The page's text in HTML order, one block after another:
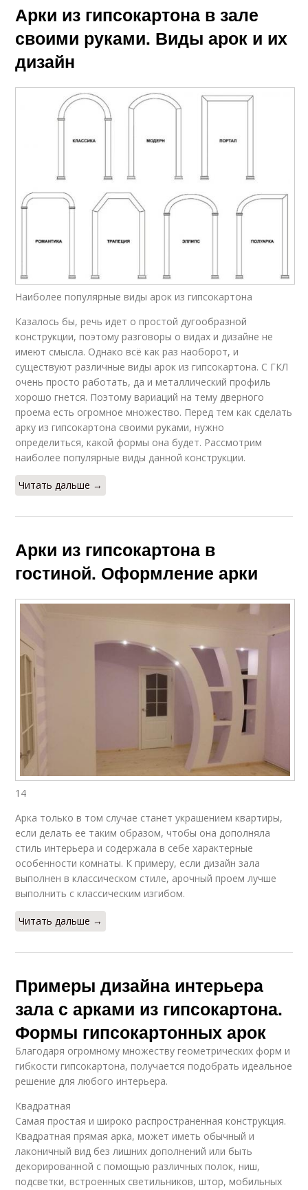
Арки из гипсокартона в зале
своими руками. Виды арок и их
дизайн
Наиболее популярные виды арок из гипсокартона
Казалось бы, речь идет о простой дугообразной
конструкции, поэтому разговоры о видах и дизайне не
имеют смысла. Однако всё как раз наоборот, и
существуют различные виды арок из гипсокартона. С ГКЛ
очень просто работать, да и металлический профиль
хорошо гнется. Поэтому вариаций на тему дверного
проема есть огромное множество. Перед тем как сделать
арку из гипсокартона своими руками, нужно
определиться, какой формы она будет. Рассмотрим
наиболее популярные виды данной конструкции.
Читать дальше →
Арки из гипсокартона в
гостиной. Оформление арки
14
Арка только в том случае станет украшением квартиры,
если делать ее таким образом, чтобы она дополняла
стиль интерьера и содержала в себе характерные
особенности комнаты. К примеру, если дизайн зала
выполнен в классическом стиле, арочный проем лучше
выполнить с классическим изгибом.
Читать дальше →
Примеры дизайна интерьера
зала с арками из гипсокартона.
Формы гипсокартонных арок
Благодаря огромному множеству геометрических форм и
гибкости гипсокартона, получается подобрать идеальное
решение для любого интерьера.
Квадратная
Самая простая и широко распространенная конструкция.
Квадратная прямая арка, может иметь обычный и
лаконичный вид без лишних дополнений или быть
декорированной с помощью различных полок, ниш,
подсветки, встроенных светильников, штор, мобильных